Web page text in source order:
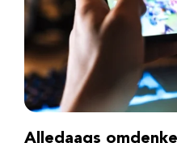
Alledaags